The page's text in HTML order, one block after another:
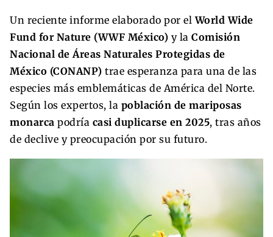
Un reciente informe elaborado por elWorld Wide
Fund for Nature (WWF México) y la Comisión
Nacional de Áreas Naturales Protegidas de
México (CONANP) trae esperanza para una de las
especies más emblemáticas de América del Norte.
Según los expertos, la población de mariposas
monarca podría casi duplicarse en 2025, tras años
de declive y preocupación por su futuro.